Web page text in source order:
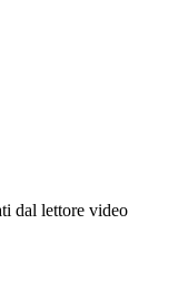
dal lettore video